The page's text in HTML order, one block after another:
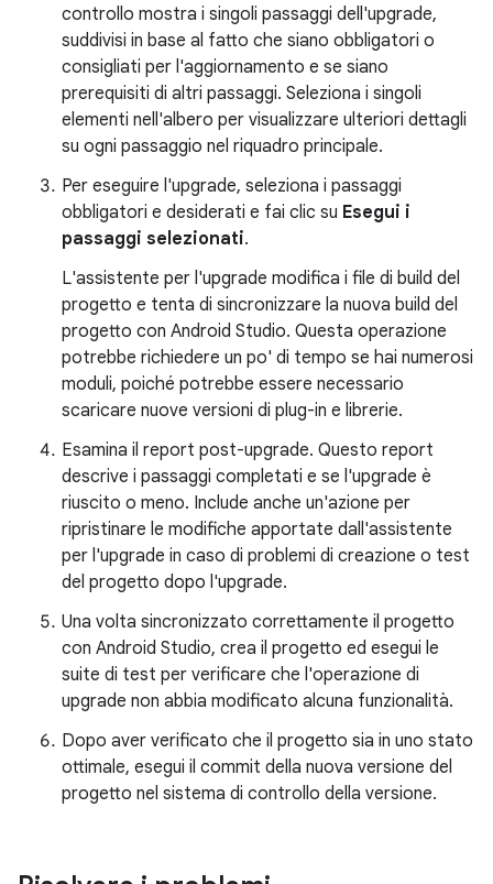
controllo mostra i singoli passaggi dell'upgrade,
suddivisi in base al fatto che siano obbligatori o
consigliati per l'aggiornamento e se siano
prerequisiti di altri passaggi. Seleziona i singoli
elementi nell'albero per visualizzare ulteriori dettagli
su ogni passaggio nel riquadro principale.
Per eseguire l'upgrade, seleziona i passaggi
obbligatori e desiderati e fai clic su Esegui i
passaggi selezionati.
L'assistente per l'upgrade modifica i file di build del
progetto e tenta di sincronizzare la nuova build del
progetto con Android Studio. Questa operazione
potrebbe richiedere un po' di tempo se hai numerosi
moduli, poiché potrebbe essere necessario
scaricare nuove versioni di plug-in e librerie.
Esamina il report post-upgrade. Questo report
descrive i passaggi completati e se l'upgrade è
riuscito o meno. Include anche un'azione per
ripristinare le modifiche apportate dall'assistente
per l'upgrade in caso di problemi di creazione o test
del progetto dopo l'upgrade.
Una volta sincronizzato correttamente il progetto
con Android Studio, crea il progetto ed esegui le
suite di test per verificare che l'operazione di
upgrade non abbia modificato alcuna funzionalità.
Dopo aver verificato che il progetto sia in uno stato
ottimale, esegui il commit della nuova versione del
progetto nel sistema di controllo della versione.